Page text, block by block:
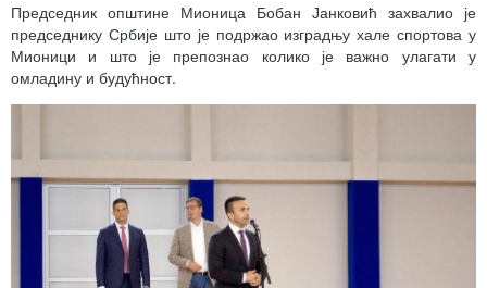
Председник општине Мионица Бобан Јанковић захвалио је
председнику Србије што је подржао изградњу хале спортова у
Мионици и што је препознао колико је важно улагати у
омладину и будућност.